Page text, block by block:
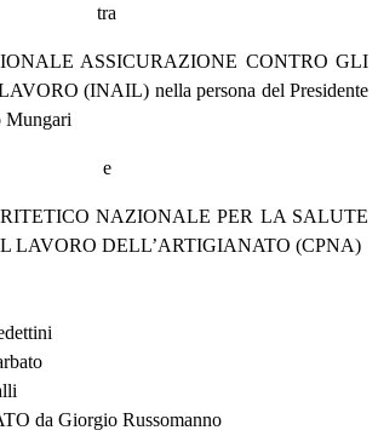
tra
ASSICURAZIONE CONTRO GLI
(INAIL) nella persona del Presidente
Mungari
e
NAZIONALE PER LA SALUTE
LAVORO DELL’ARTIGIANATO (CPNA)
da Giorgio Russomanno